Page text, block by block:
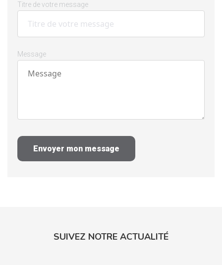
Titre de votre message
Message
Envoyer mon message
SUIVEZ NOTRE ACTUALITÉ